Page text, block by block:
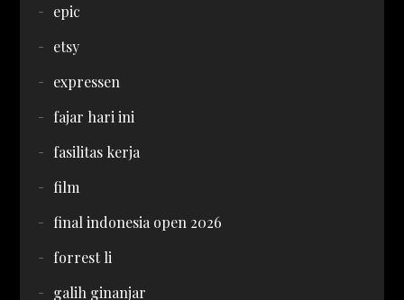
epic
etsy
expressen
fajar hari ini
fasilitas kerja
film
final indonesia open 2026
forrest li
galih ginanjar